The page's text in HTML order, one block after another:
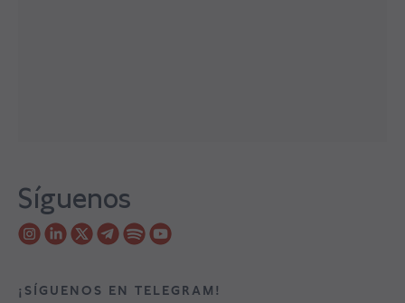
Síguenos
¡SÍGUENOS EN TELEGRAM!